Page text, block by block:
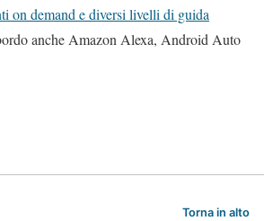
on demand e diversi livelli di guida
anche Amazon Alexa, Android Auto
Torna in alto